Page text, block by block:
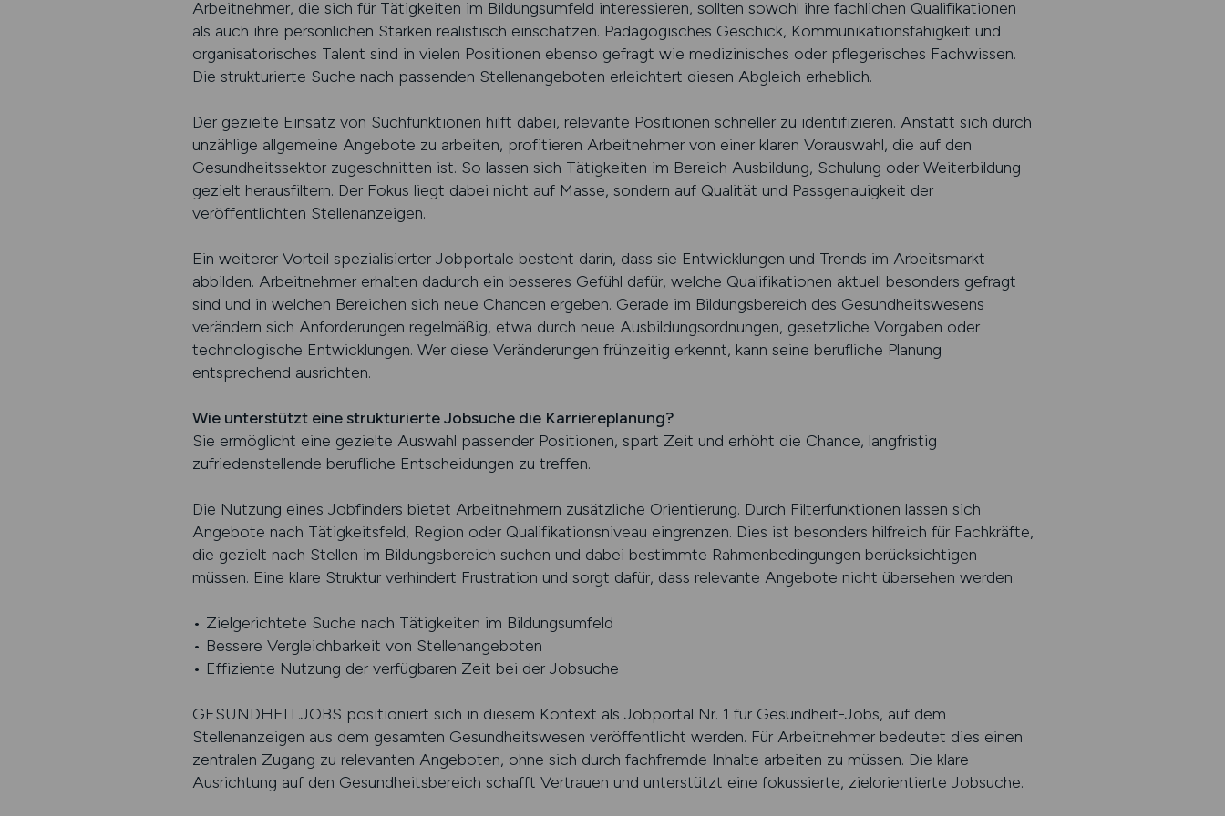
Arbeitnehmer, die sich für Tätigkeiten im Bildungsumfeld interessieren, sollten sowohl ihre fachlichen Qualifikationen
als auch ihre persönlichen Stärken realistisch einschätzen. Pädagogisches Geschick, Kommunikationsfähigkeit und
organisatorisches Talent sind in vielen Positionen ebenso gefragt wie medizinisches oder pflegerisches Fachwissen.
Die strukturierte Suche nach passenden Stellenangeboten erleichtert diesen Abgleich erheblich.
Der gezielte Einsatz von Suchfunktionen hilft dabei, relevante Positionen schneller zu identifizieren. Anstatt sich durch
unzählige allgemeine Angebote zu arbeiten, profitieren Arbeitnehmer von einer klaren Vorauswahl, die auf den
Gesundheitssektor zugeschnitten ist. So lassen sich Tätigkeiten im Bereich Ausbildung, Schulung oder Weiterbildung
gezielt herausfiltern. Der Fokus liegt dabei nicht auf Masse, sondern auf Qualität und Passgenauigkeit der
veröffentlichten Stellenanzeigen.
Ein weiterer Vorteil spezialisierter Jobportale besteht darin, dass sie Entwicklungen und Trends im Arbeitsmarkt
abbilden. Arbeitnehmer erhalten dadurch ein besseres Gefühl dafür, welche Qualifikationen aktuell besonders gefragt
sind und in welchen Bereichen sich neue Chancen ergeben. Gerade im Bildungsbereich des Gesundheitswesens
verändern sich Anforderungen regelmäßig, etwa durch neue Ausbildungsordnungen, gesetzliche Vorgaben oder
technologische Entwicklungen. Wer diese Veränderungen frühzeitig erkennt, kann seine berufliche Planung
entsprechend ausrichten.
Wie unterstützt eine strukturierte Jobsuche die Karriereplanung?
Sie ermöglicht eine gezielte Auswahl passender Positionen, spart Zeit und erhöht die Chance, langfristig
zufriedenstellende berufliche Entscheidungen zu treffen.
Die Nutzung eines Jobfinders bietet Arbeitnehmern zusätzliche Orientierung. Durch Filterfunktionen lassen sich
Angebote nach Tätigkeitsfeld, Region oder Qualifikationsniveau eingrenzen. Dies ist besonders hilfreich für Fachkräfte,
die gezielt nach Stellen im Bildungsbereich suchen und dabei bestimmte Rahmenbedingungen berücksichtigen
müssen. Eine klare Struktur verhindert Frustration und sorgt dafür, dass relevante Angebote nicht übersehen werden.
• Zielgerichtete Suche nach Tätigkeiten im Bildungsumfeld
• Bessere Vergleichbarkeit von Stellenangeboten
• Effiziente Nutzung der verfügbaren Zeit bei der Jobsuche
GESUNDHEIT.JOBS positioniert sich in diesem Kontext als Jobportal Nr. 1 für Gesundheit-Jobs, auf dem
Stellenanzeigen aus dem gesamten Gesundheitswesen veröffentlicht werden. Für Arbeitnehmer bedeutet dies einen
zentralen Zugang zu relevanten Angeboten, ohne sich durch fachfremde Inhalte arbeiten zu müssen. Die klare
Ausrichtung auf den Gesundheitsbereich schafft Vertrauen und unterstützt eine fokussierte, zielorientierte Jobsuche.